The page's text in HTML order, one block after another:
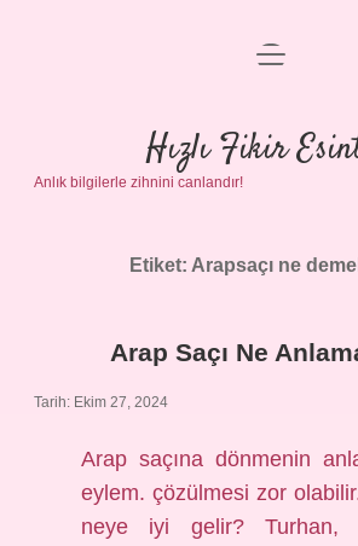
Anasayfa
Gizlilik Politikası
Yasal Uyarı
menüyü
Hızlı Fikir
Anlık bilgilerle zihnini canlandır!
Etiket: Arapsaçı ne
Arap Saçı Ne
Tarih: Ekim 27, 2024
Arap saçına dönmenin
eylem. çözülmesi zor
neye iyi gelir? Turhan,